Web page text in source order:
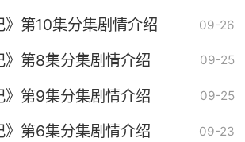
》第10集分集剧情介绍 09-26
》第8集分集剧情介绍 09-25
》第9集分集剧情介绍 09-25
》第6集分集剧情介绍 09-23